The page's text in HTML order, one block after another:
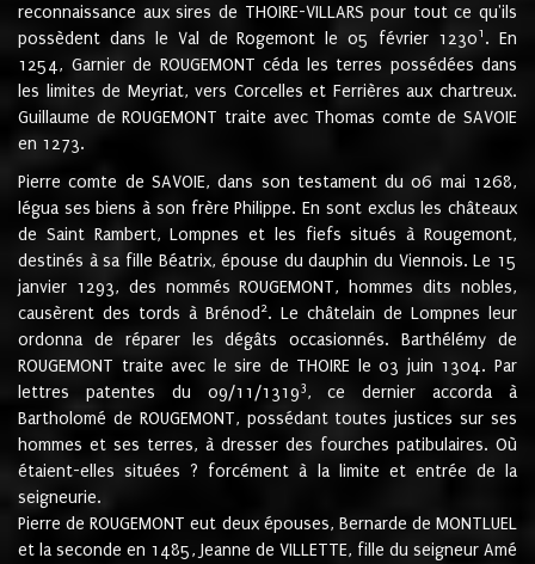
reconnaissance aux sires de THOIRE-VILLARS pour tout ce qu'ils
possèdent dans le Val de Rogemont le 05 février 12301 . En
1254, Garnier de ROUGEMONT céda les terres possédées dans
les limites de Meyriat, vers Corcelles et Ferrières aux chartreux.
Guillaume de ROUGEMONT traite avec Thomas comte de SAVOIE
en 1273.
Pierre comte de SAVOIE, dans son testament du 06 mai 1268,
légua ses biens à son frère Philippe. En sont exclus les châteaux
de Saint Rambert, Lompnes et les fiefs situés à Rougemont,
destinés à sa fille Béatrix, épouse du dauphin du Viennois. Le 15
janvier 1293, des nommés ROUGEMONT, hommes dits nobles,
causèrent des tords à Brénod 2. Le châtelain de Lompnes leur
ordonna de réparer les dégâts occasionnés. Barthélémy de
ROUGEMONT traite avec le sire de THOIRE le 03 juin 1304. Par
lettres patentes du 09/11/13193, ce dernier accorda à
Bartholomé de ROUGEMONT, possédant toutes justices sur ses
hommes et ses terres, à dresser des fourches patibulaires. Où
étaient-elles situées ? forcément à la limite et entrée de la
seigneurie.
Pierre de ROUGEMONT eut deux épouses, Bernarde de MONTLUEL
et la seconde en 1485, Jeanne de VILLETTE, fille du seigneur Amé